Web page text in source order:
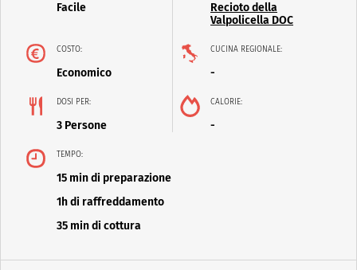
Facile
Recioto della
Valpolicella DOC
COSTO:
Economico
CUCINA REGIONALE:
-
DOSI PER:
3 Persone
CALORIE:
-
TEMPO:
15 min di preparazione
1h di raffreddamento
35 min di cottura